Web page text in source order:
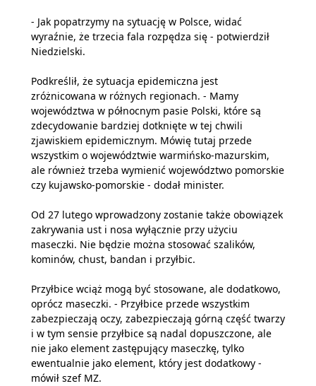
- Jak popatrzymy na sytuację w Polsce, widać
wyraźnie, że trzecia fala rozpędza się - potwierdził
Niedzielski.
Podkreślił, że sytuacja epidemiczna jest
zróżnicowana w różnych regionach. - Mamy
województwa w północnym pasie Polski, które są
zdecydowanie bardziej dotknięte w tej chwili
zjawiskiem epidemicznym. Mówię tutaj przede
wszystkim o województwie warmińsko-mazurskim,
ale również trzeba wymienić województwo pomorskie
czy kujawsko-pomorskie - dodał minister.
Od 27 lutego wprowadzony zostanie także obowiązek
zakrywania ust i nosa wyłącznie przy użyciu
maseczki. Nie będzie można stosować szalików,
kominów, chust, bandan i przyłbic.
Przyłbice wciąż mogą być stosowane, ale dodatkowo,
oprócz maseczki. - Przyłbice przede wszystkim
zabezpieczają oczy, zabezpieczają górną część twarzy
i w tym sensie przyłbice są nadal dopuszczone, ale
nie jako element zastępujący maseczkę, tylko
ewentualnie jako element, który jest dodatkowy -
mówił szef MZ.